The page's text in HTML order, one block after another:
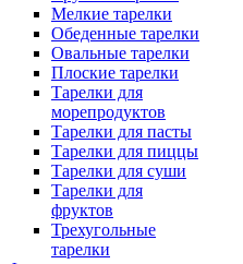
Мелкие тарелки
Обеденные тарелки
Овальные тарелки
Плоские тарелки
Тарелки для
морепродуктов
Тарелки для пасты
Тарелки для пиццы
Тарелки для суши
Тарелки для
фруктов
Трехугольные
тарелки